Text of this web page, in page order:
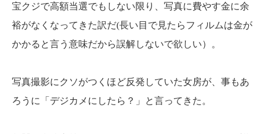
宝クジで高額当選でもしない限り、写真に費やす金に余
裕がなくなってきた訳だ(長い目で見たらフィルムは金が
かかると言う意味だから誤解しないで欲しい）。
写真撮影にクソがつくほど反発していた女房が、事もあ
ろうに「デジカメにしたら？」と言ってきた。